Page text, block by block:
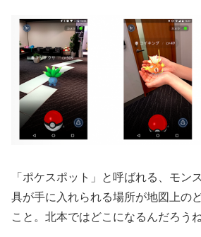
「ポケスポット」と呼ばれる、モン
具が手に入れられる場所が地図上の
こと。北本ではどこになるんだろう